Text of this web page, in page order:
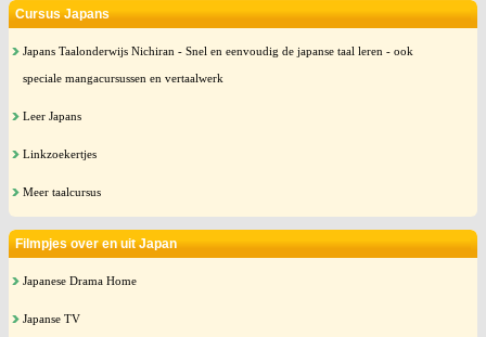
Cursus Japans
Japans Taalonderwijs Nichiran - Snel en eenvoudig de japanse taal leren - ook
speciale mangacursussen en vertaalwerk
Leer Japans
Linkzoekertjes
Meer taalcursus
Filmpjes over en uit Japan
Japanese Drama Home
Japanse TV